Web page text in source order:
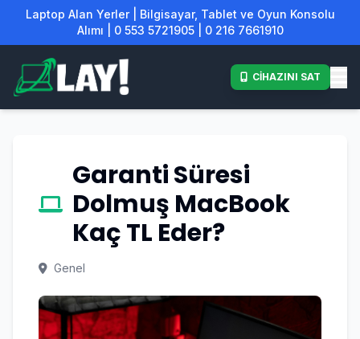
Laptop Alan Yerler | Bilgisayar, Tablet ve Oyun Konsolu
Alımı | 0 553 5721905 | 0 216 7661910
CİHAZINI SAT
Garanti Süresi
Dolmuş MacBook
Kaç TL Eder?
Genel